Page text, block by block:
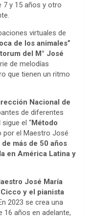
7 y 15 años y otro
virtuales de
de los animales”
del M° José
de melodías
que tienen un ritmo
Nacional de
de diferentes
el “Método
por el Maestro José
más de 50 años
en América Latina y
José María
y el pianista
2023 se crea una
16 años en adelante,